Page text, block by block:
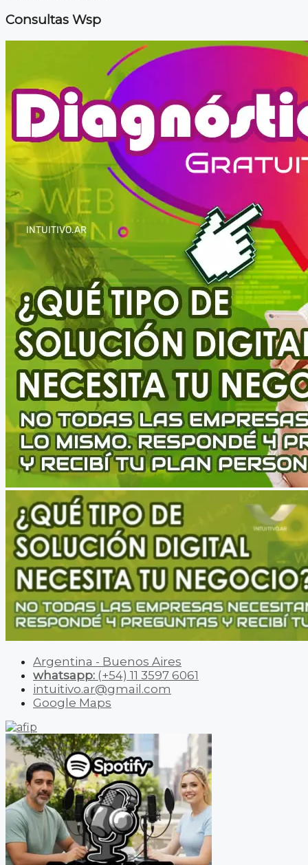
Consultas Wsp
Argentina - Buenos Aires
whatsapp: (+54) 11 3597 6061
intuitivo.ar@gmail.com
Google Maps